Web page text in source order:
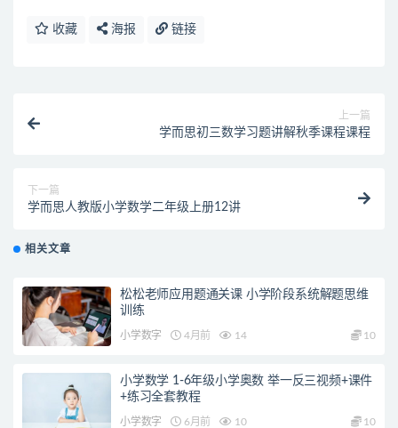
收藏 海报 链接
上一篇
学而思初三数学习题讲解秋季课程课程
下一篇
学而思人教版小学数学二年级上册12讲
相关文章
松松老师应用题通关课 小学阶段系统解题思维
训练
小学数字 4月前 14 10
小学数学 1-6年级小学奥数 举一反三视频+课件
+练习全套教程
小学数字 6月前 10 10